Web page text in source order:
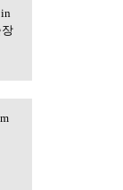
in
장